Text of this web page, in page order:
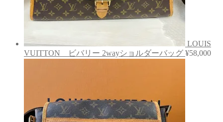
LOUIS
VUITTON ビバリー 2wayショルダーバッグ ¥58,000